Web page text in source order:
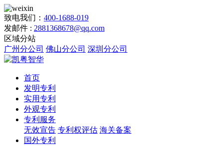
致电我们： 400-1688-019
发邮件 : 2881368678@qq.com
区域分站
广州分公司 佛山分公司 深圳分公司
首页
发明专利
实用专利
外观专利
专利服务
无效宣告 专利权评估 海关备案
国外专利